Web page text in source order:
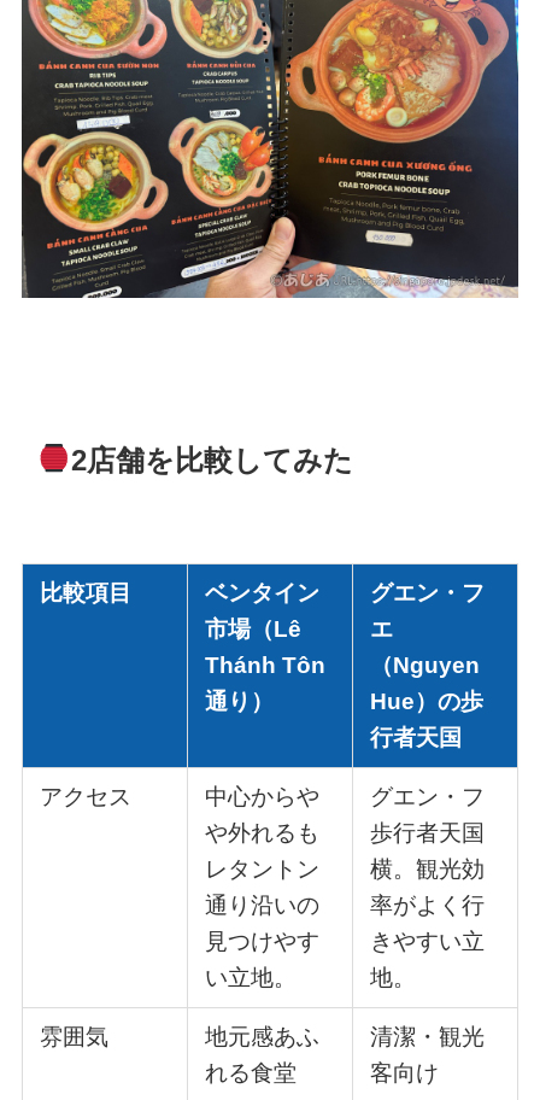
2店舗を比較してみた
比較項目
ベンタイン
市場（Lê
Thánh Tôn
通り）
グエン・フ
エ
（Nguyen
Hue）の歩
行者天国
アクセス
中心からや
や外れるも
レタントン
通り沿いの
見つけやす
い立地。
グエン・フ
歩行者天国
横。観光効
率がよく行
きやすい立
地。
雰囲気
地元感あふ
れる食堂
清潔・観光
客向け